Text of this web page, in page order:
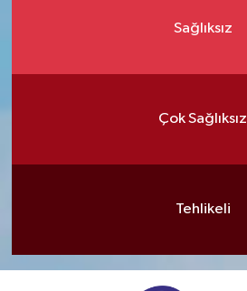
Sağlıksız
Çok Sağlıksız
Tehlikeli